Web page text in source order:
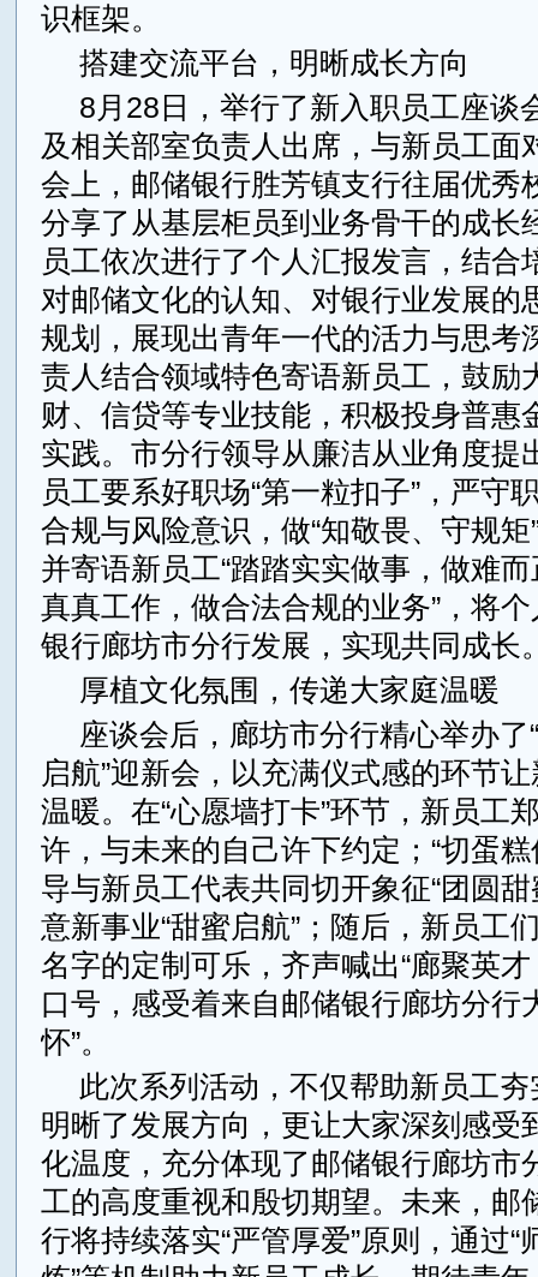
识框架。
搭建交流平台，明晰成长方向
8月28日，举行了新入职员工座谈
及相关部室负责人出席，与新员工面
会上，邮储银行胜芳镇支行往届优秀
分享了从基层柜员到业务骨干的成长
员工依次进行了个人汇报发言，结合
对邮储文化的认知、对银行业发展的
规划，展现出青年一代的活力与思考
责人结合领域特色寄语新员工，鼓励
财、信贷等专业技能，积极投身普惠
实践。市分行领导从廉洁从业角度提
员工要系好职场“第一粒扣子”，严守
合规与风险意识，做“知敬畏、守规矩
并寄语新员工“踏踏实实做事，做难
真真工作，做合法合规的业务”，将
银行廊坊市分行发展，实现共同成长
厚植文化氛围，传递大家庭温暖
座谈会后，廊坊市分行精心举办了
启航”迎新会，以充满仪式感的环节
温暖。在“心愿墙打卡”环节，新员工
许，与未来的自己许下约定；“切蛋糕
导与新员工代表共同切开象征“团圆甜
意新事业“甜蜜启航”；随后，新员工
名字的定制可乐，齐声喊出“廊聚英才
口号，感受着来自邮储银行廊坊分行
怀”。
此次系列活动，不仅帮助新员工
明晰了发展方向，更让大家深刻感受
化温度，充分体现了邮储银行廊坊市
工的高度重视和殷切期望。未来，邮
行将持续落实“严管厚爱”原则，通过“